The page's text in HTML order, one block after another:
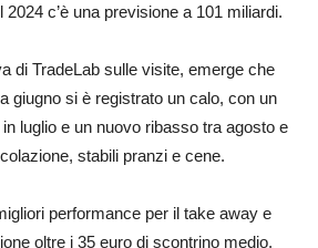
c’è una previsione a 101 miliardi.
di TradeLab sulle visite, emerge che
giugno si è registrato un calo, con un
luglio e un nuovo ribasso tra agosto e
stabili pranzi e cene.
performance per il take away e
oltre i 35 euro di scontrino medio,